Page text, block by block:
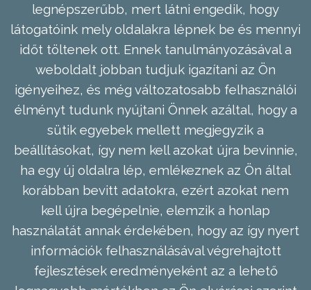
legnépszerűbb, mert látni engedik, hogy
látogatóink mely oldalakra lépnek be és mennyi
időt töltenek ott. Ennek tanulmányozásával a
weboldalt jobban tudjuk igazítani az Ön
igényeihez, és még változatosabb felhasználói
élményt tudunk nyújtani Önnek azáltal, hogy a
sütik egyebek mellett megjegyzik a
beállításokat, így nem kell azokat újra bevinnie,
ha egy új oldalra lép, emlékeznek az Ön által
korábban bevitt adatokra, ezért azokat nem
kell újra begépelnie, elemzik a honlap
használatát annak érdekében, hogy az így nyert
információk felhasználásával végrehajtott
fejlesztések eredményeként az a lehető